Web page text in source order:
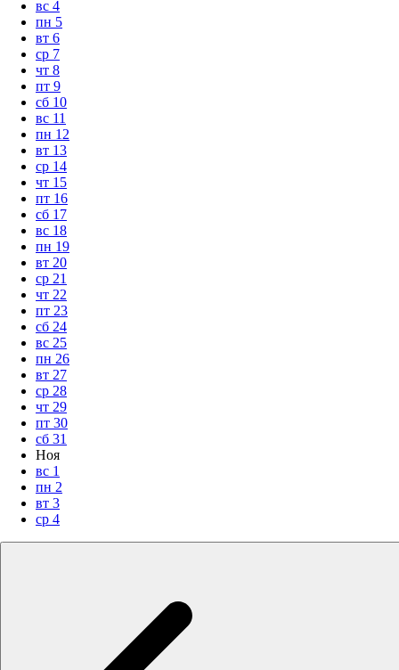
вс 4
пн 5
вт 6
ср 7
чт 8
пт 9
сб 10
вс 11
пн 12
вт 13
ср 14
чт 15
пт 16
сб 17
вс 18
пн 19
вт 20
ср 21
чт 22
пт 23
сб 24
вс 25
пн 26
вт 27
ср 28
чт 29
пт 30
сб 31
Ноя
вс 1
пн 2
вт 3
ср 4